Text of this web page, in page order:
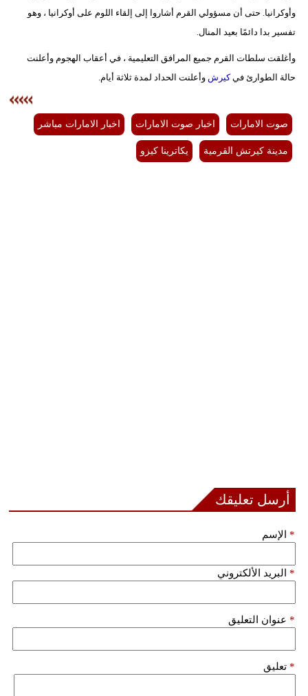
وأوكرانيا. حتى أن مسؤولي القرم أشاروا إلى إلقاء اللوم على أوكرانيا ، وهو
تفسير بدا دائمًا بعيد المنال.
وأغلقت سلطات القرم جميع المرافق التعليمية ، في أعقاب الهجوم وأعلنت
حالة الطوارئ فيكيرشوأعلنت الحداد لمدة ثلاثة أيام.
صوت الامارات اخبار صوت الامارات اخبار الامارات مباشر
مدينة كيرتش القرمية يكاترينا كيزو
أرسل تعليقك
الإسم *
البريد الألكتروني *
عنوان التعليق *
تعليق *